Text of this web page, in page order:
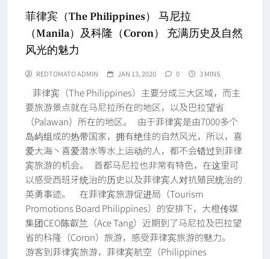
菲律宾（The Philippines） 马尼拉
（Manila）及科隆（Coron） 充满历史及自然
风光的魅力
REDTOMATO ADMIN JAN 13, 2020 0 3 MINS
菲律宾（The Philippines）主要分成三大区域，而主
要旅游景点就在马尼拉所在的地区，以及巴拉望省
（Palawan）所在的地区。 由于菲律宾是由7000多个
岛屿组成的热带国家，拥有绝佳的自然风光，所以，喜
爱大海丶喜爱潜水等水上运动的人，都不会错过到菲律
宾旅游的机会。 首都马尼拉也非常有特色，在这里可
以感受西班牙统治的历史以及菲律宾人对抗殖民统治的
英勇事迹。 在菲律宾旅游促进局（Tourism
Promotions Board Philippines）的安排下，大橙传媒
集团CEO陈叡兰（Ace Tang）近期到了马尼拉及巴拉望
省的科隆（Coron）旅游，感受菲律宾旅游的魅力。
游客到菲律宾旅游，菲律宾航空（Philippines